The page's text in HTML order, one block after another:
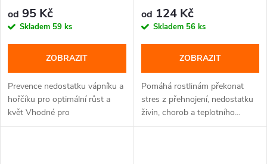
o
d
u
k
o
u
k
od 95 Kč
Skladem 59 ks
ZOBRAZIT
Prevence nedostatku vápníku a
hořčíku pro optimální růst a
květ Vhodné pro
hydroponické...
od 124 Kč
Skladem 56 ks
ZOBRAZIT
Pomáhá rostlinám překonat
stres z přehnojení, nedostatku
živin, chorob a teplotního...